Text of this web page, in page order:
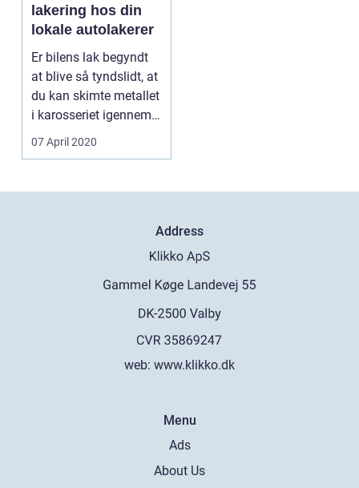
lakering hos din
lokale autolakerer
Er bilens lak begyndt
at blive så tyndslidt, at
du kan skimte metallet
i karosseriet igennem
l...
07 April 2020
Address
web: www.klikko.dk
Menu
Ads
About Us